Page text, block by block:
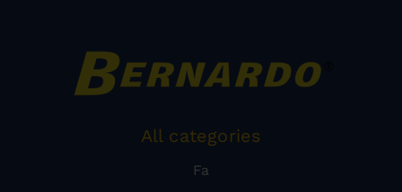
All categories
Fa